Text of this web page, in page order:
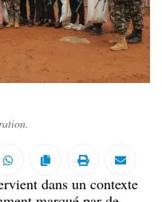
dans un contexte